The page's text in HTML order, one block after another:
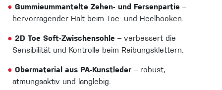
● Gummieummantelte Zehen- und Fersenpartie –
hervorragender Halt beim Toe- und Heelhooken.
● 2D Toe Soft-Zwischensohle – verbessert die
Sensibilität und Kontrolle beim Reibungsklettern.
● Obermaterial aus PA-Kunstleder – robust,
atmungsaktiv und langlebig.